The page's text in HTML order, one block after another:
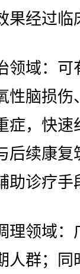
果经过临
域：可
性脑损
症，快
后续康
助诊疗手
领域：
人群；